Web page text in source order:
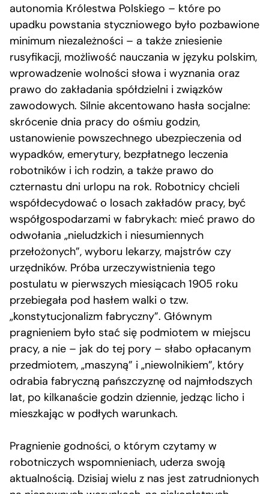
autonomia Królestwa Polskiego – które po
upadku powstania styczniowego było pozbawione
minimum niezależności – a także zniesienie
rusyfikacji, możliwość nauczania w języku polskim,
wprowadzenie wolności słowa i wyznania oraz
prawo do zakładania spółdzielni i związków
zawodowych. Silnie akcentowano hasła socjalne:
skrócenie dnia pracy do ośmiu godzin,
ustanowienie powszechnego ubezpieczenia od
wypadków, emerytury, bezpłatnego leczenia
robotników i ich rodzin, a także prawo do
czternastu dni urlopu na rok. Robotnicy chcieli
współdecydować o losach zakładów pracy, być
współgospodarzami w fabrykach: mieć prawo do
odwołania „nieludzkich i niesumiennych
przełożonych”, wyboru lekarzy, majstrów czy
urzędników. Próba urzeczywistnienia tego
postulatu w pierwszych miesiącach 1905 roku
przebiegała pod hasłem walki o tzw.
„konstytucjonalizm fabryczny”. Głównym
pragnieniem było stać się podmiotem w miejscu
pracy, a nie – jak do tej pory – słabo opłacanym
przedmiotem, „maszyną” i „niewolnikiem”, który
odrabia fabryczną pańszczyznę od najmłodszych
lat, po kilkanaście godzin dziennie, jedząc licho i
mieszkając w podłych warunkach.
Pragnienie godności, o którym czytamy w
robotniczych wspomnieniach, uderza swoją
aktualnością. Dzisiaj wielu z nas jest zatrudnionych